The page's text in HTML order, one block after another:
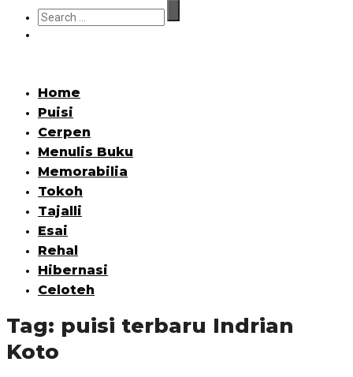
Home
Puisi
Cerpen
Menulis Buku
Memorabilia
Tokoh
Tajalli
Esai
Rehal
Hibernasi
Celoteh
Tag: puisi terbaru Indrian
Koto